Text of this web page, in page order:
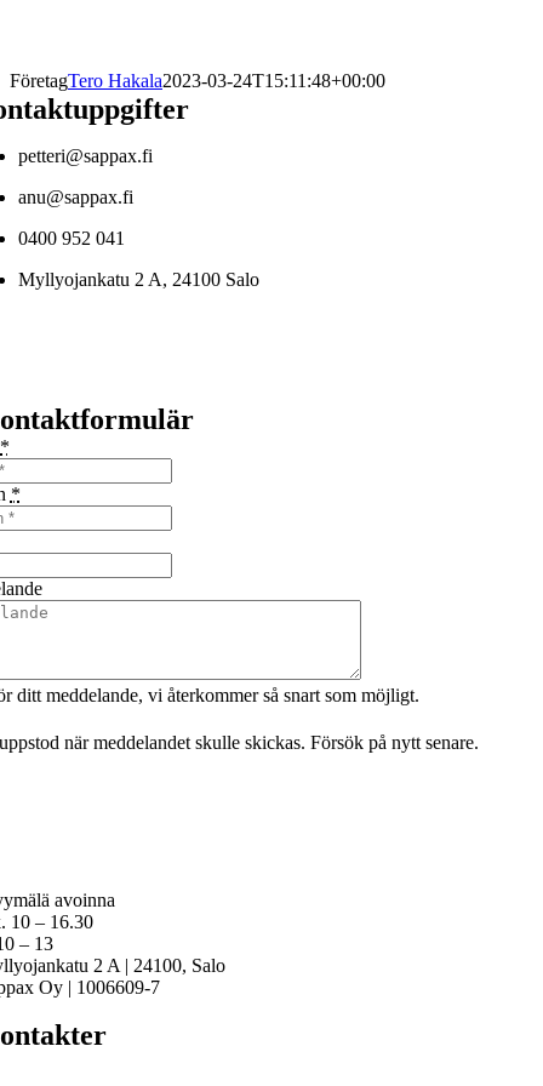
FöretagTero Hakala2023-03-24T15:11:48+00:00
petteri@sappax.fi
anu@sappax.fi
0400 952 041
Myllyojankatu 2 A, 24100 Salo
*
*
ditt meddelande, vi återkommer så snart som möjligt.
när meddelandet skulle skickas. Försök på nytt senare.
avoinna
10 – 16.30
– 13
2 A | 24100, Salo
Oy | 1006609-7